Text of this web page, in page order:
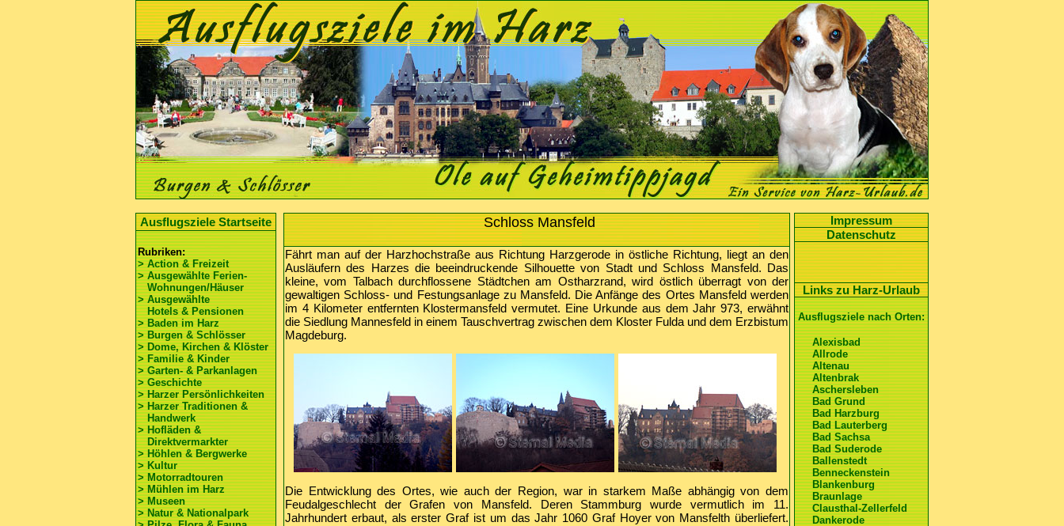
Ausflugsziele Startseite
Rubriken:
> Action & Freizeit
> Ausgewählte Ferien-
Wohnungen/Häuser
> Ausgewählte
Hotels & Pensionen
> Baden im Harz
> Burgen & Schlösser
> Dome, Kirchen & Klöster
> Familie & Kinder
> Garten- & Parkanlagen
> Geschichte
> Harzer Persönlichkeiten
> Harzer Traditionen &
Handwerk
> Hofläden &
Direktvermarkter
> Höhlen & Bergwerke
> Kultur
> Motorradtouren
> Mühlen im Harz
> Museen
> Natur & Nationalpark
Schloss Mansfeld
Fährt man auf der Harzhochstraße aus Richtung Harzgerode in östliche Richtung, liegt an den
Ausläufern des Harzes die beeindruckende Silhouette von Stadt und Schloss Mansfeld. Das
kleine, vom Talbach durchflossene Städtchen am Ostharzrand, wird östlich überragt von der
gewaltigen Schloss- und Festungsanlage zu Mansfeld. Die Anfänge des Ortes Mansfeld werden
im 4 Kilometer entfernten Klostermansfeld vermutet. Eine Urkunde aus dem Jahr 973, erwähnt
die Siedlung Mannesfeld in einem Tauschvertrag zwischen dem Kloster Fulda und dem Erzbistum
Magdeburg.
Die Entwicklung des Ortes, wie auch der Region, war in starkem Maße abhängig von dem
Feudalgeschlecht der Grafen von Mansfeld. Deren Stammburg wurde vermutlich im 11.
Jahrhundert erbaut, als erster Graf ist um das Jahr 1060 Graf Hoyer von Mansfelth überliefert.
Impressum
Datenschutz
Links zu Harz-Urlaub
Ausflugsziele nach Orten:
Alexisbad
Allrode
Altenau
Altenbrak
Aschersleben
Bad Grund
Bad Harzburg
Bad Lauterberg
Bad Sachsa
Bad Suderode
Ballenstedt
Benneckenstein
Blankenburg
Braunlage
Clausthal-Zellerfeld
Dankerode